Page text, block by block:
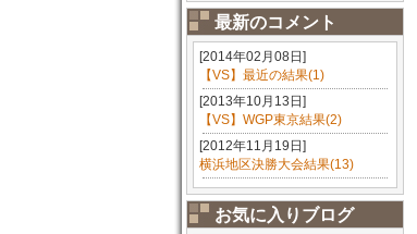
最新のコメント
[2014年02月08日]
【VS】最近の結果(1)
[2013年10月13日]
【VS】WGP東京結果(2)
[2012年11月19日]
横浜地区決勝大会結果(13)
お気に入りブログ